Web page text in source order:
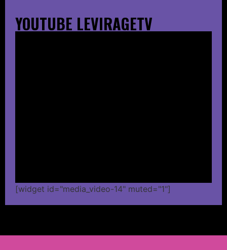
YOUTUBE LEVIRAGETV
[widget id="media_video-14" muted="1"]